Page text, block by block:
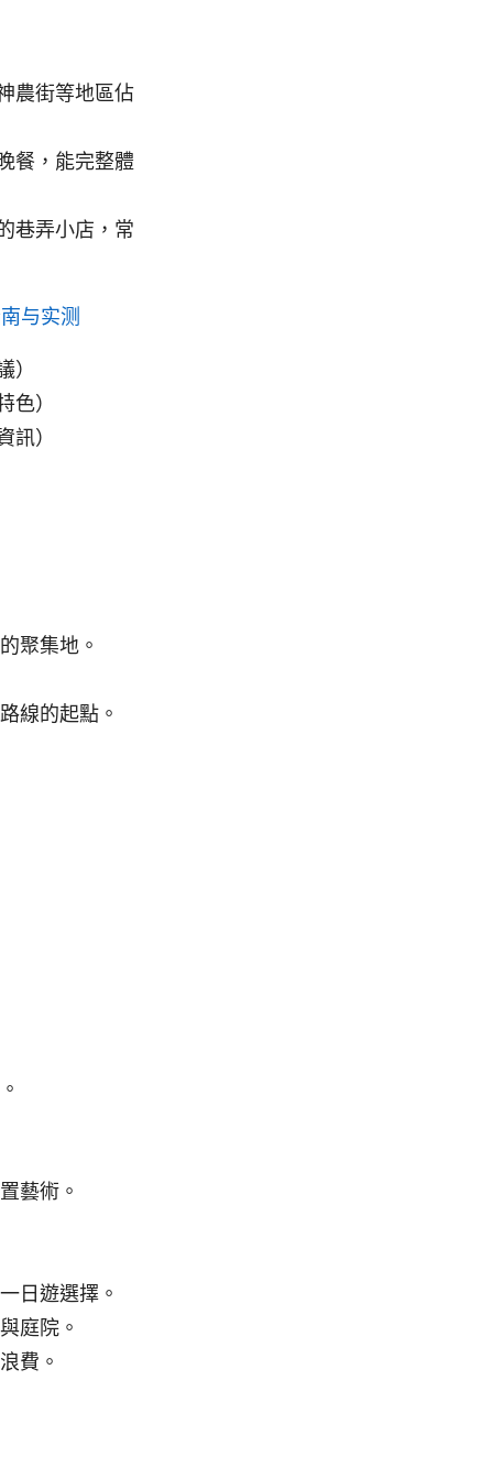
農街等地區佔
餐，能完整體
巷弄小店，常
与实测
）
色）
訊）
聚集地。
線的起點。
藝術。
日遊選擇。
庭院。
費。